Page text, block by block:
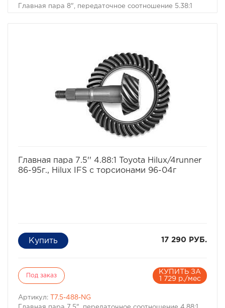
Главная пара 8", передаточное соотношение 5.38:1
Главная пара 7.5'' 4.88:1 Toyota Hilux/4runner
86-95г., Hilux IFS с торсионами 96-04г
17 290 РУБ.
Под заказ
КУПИТЬ ЗА
1 729 р./мес
Артикул:
T7.5-488-NG